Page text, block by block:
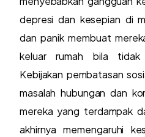
depresi dan kesepian di
dan panik membuat
keluar rumah bila tidak
Kebijakan pembatasan
masalah hubungan dan
mereka yang terdampak
akhirnya memengaruhi